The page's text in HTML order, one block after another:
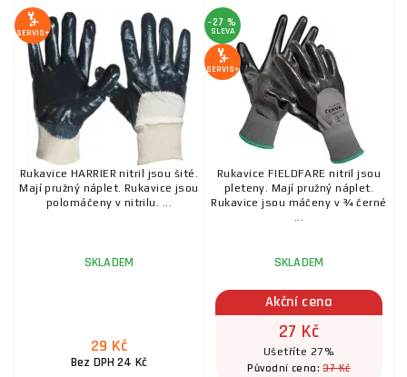
SERVIS+
Rukavice HARRIER nitril jsou šité.
Mají pružný náplet. Rukavice jsou
polomáčeny v nitrilu. ...
SKLADEM
29 Kč
Bez DPH 24 Kč
-27 %
SLEVA
SERVIS+
Rukavice FIELDFARE nitril jsou
pleteny. Mají pružný náplet.
Rukavice jsou máčeny v ¾ černé
...
SKLADEM
Akční cena
27 Kč
Ušetříte 27%
Původní cena:37 Kč